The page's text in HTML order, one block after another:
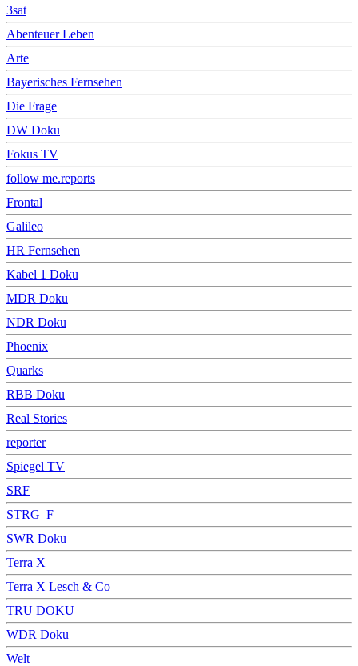
3sat
Abenteuer Leben
Arte
Bayerisches Fernsehen
Die Frage
DW Doku
Fokus TV
follow me.reports
Frontal
Galileo
HR Fernsehen
Kabel 1 Doku
MDR Doku
NDR Doku
Phoenix
Quarks
RBB Doku
Real Stories
reporter
Spiegel TV
SRF
STRG_F
SWR Doku
Terra X
Terra X Lesch & Co
TRU DOKU
WDR Doku
Welt